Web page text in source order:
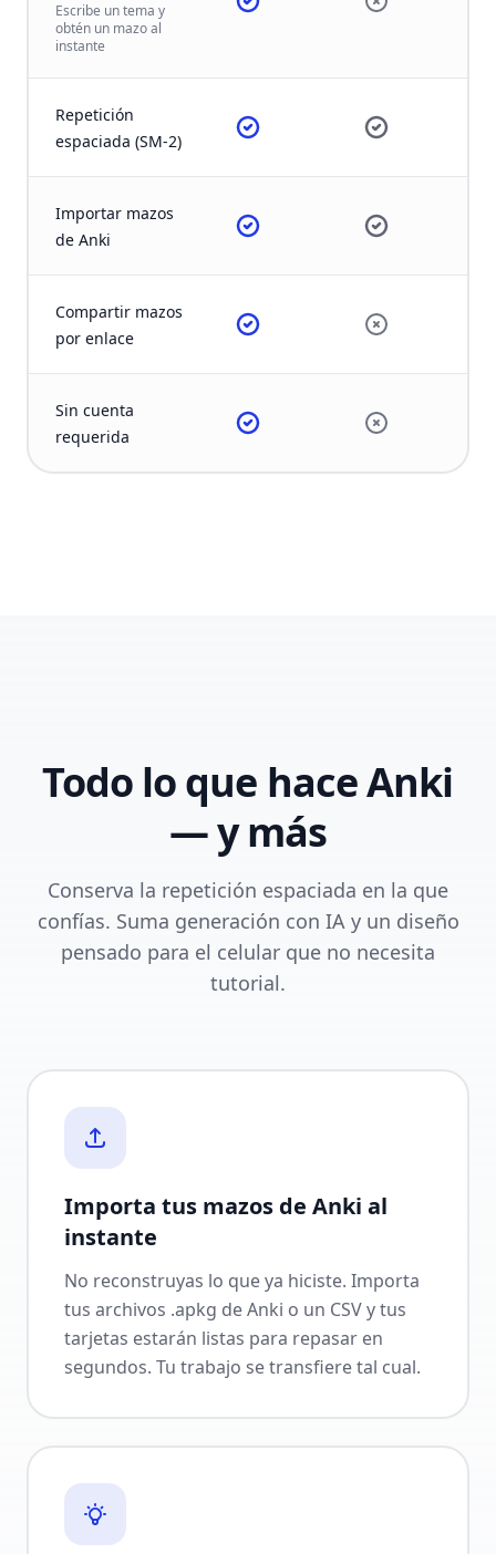
Escribe un tema y
obtén un mazo al
instante
Repetición
espaciada (SM-2)
Importar mazos
de Anki
Compartir mazos
por enlace
Sin cuenta
requerida
Todo lo que hace Anki
— y más
Conserva la repetición espaciada en la que
confías. Suma generación con IA y un diseño
pensado para el celular que no necesita
tutorial.
Importa tus mazos de Anki al
instante
No reconstruyas lo que ya hiciste. Importa
tus archivos .apkg de Anki o un CSV y tus
tarjetas estarán listas para repasar en
segundos. Tu trabajo se transfiere tal cual.